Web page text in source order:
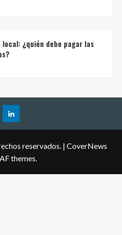
¿quién debe pagar las
reservados. | CoverNews
themes.